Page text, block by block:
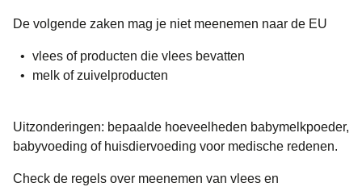
De volgende zaken mag je niet meenemen naar de EU
vlees of producten die vlees bevatten
melk of zuivelproducten
Uitzonderingen: bepaalde hoeveelheden babymelkpoeder,
babyvoeding of huisdiervoeding voor medische redenen.
Check de regels over meenemen van vlees en